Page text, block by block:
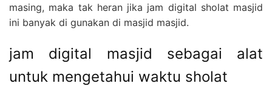
masing, maka tak heran jika jam digital sholat masjid
ini banyak di gunakan di masjid masjid.
jam digital masjid sebagai alat
untuk mengetahui waktu sholat